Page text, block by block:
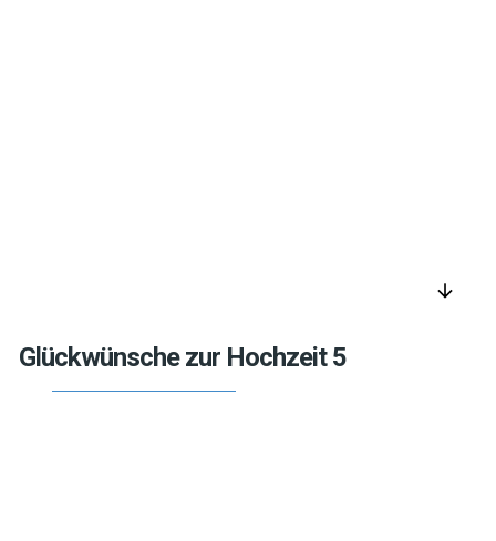
arrow_downward
Glückwünsche zur Hochzeit 5